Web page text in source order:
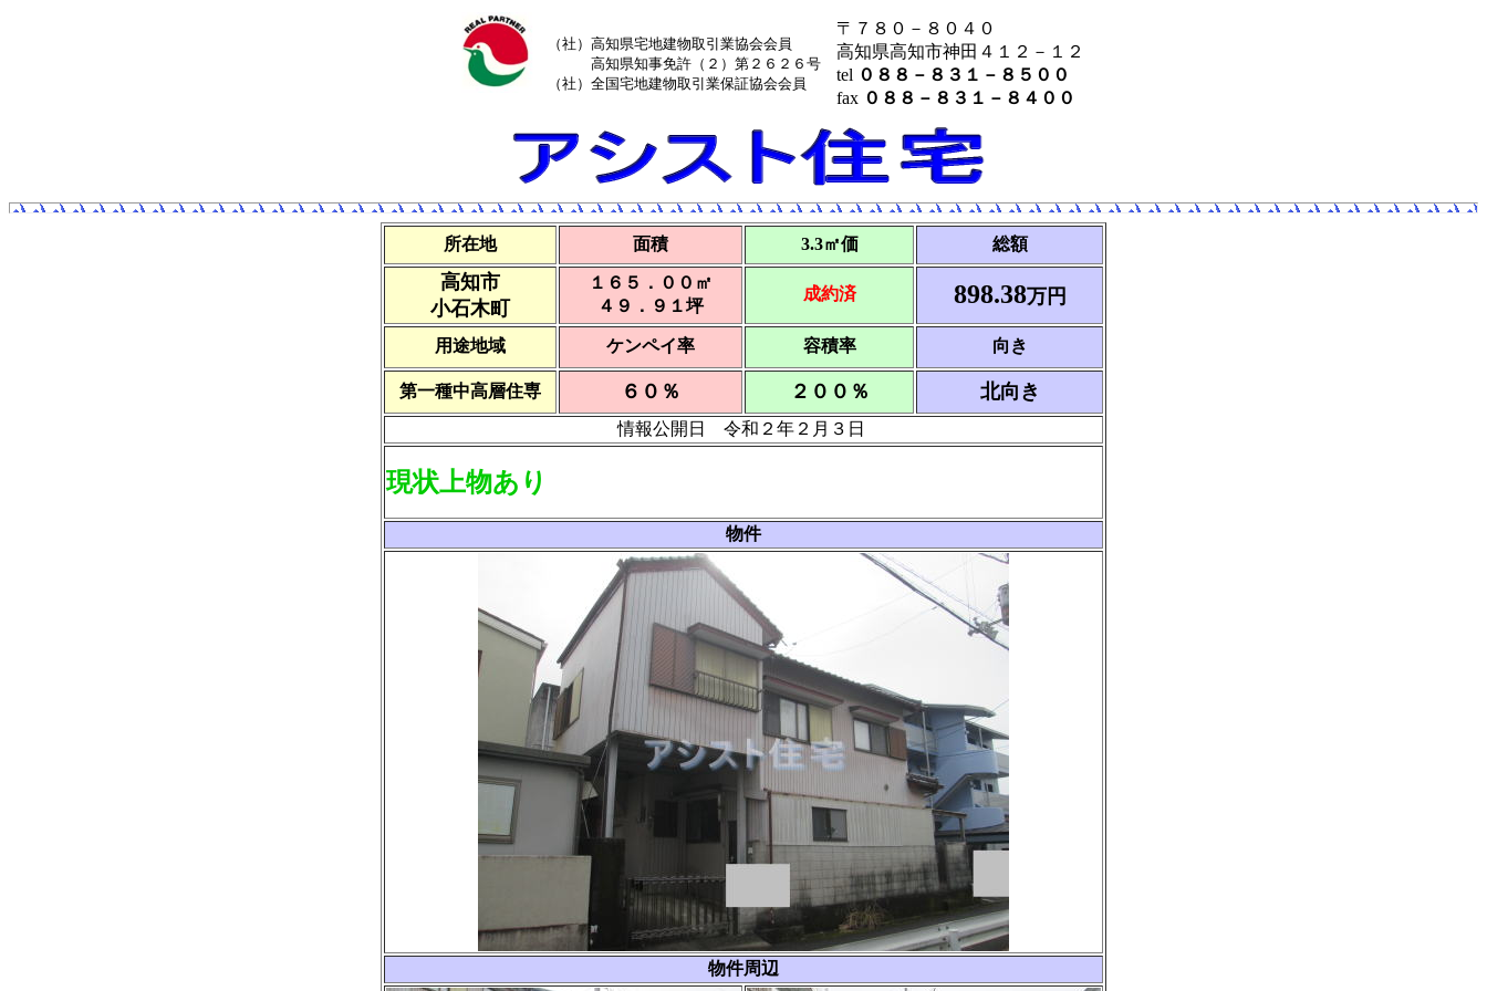
（社）高知県宅地建物取引業協会会員
高知県知事免許（２）第２６２６号
（社）全国宅地建物取引業保証協会会員
〒７８０－８０４０
高知県高知市神田４１２－１２
tel ０８８－８３１－８５００
fax０８８－８３１－８４００
所在地 面積 3.3㎡価 総額
高知市
小石木町
１６５．００㎡
４９．９１坪
成約済 898.38万円
用途地域 ケンペイ率 容積率 向き
第一種中高層住専 ６０％ ２００％ 北向き
情報公開日 令和２年２月３日
現状上物あり
物件
物件周辺